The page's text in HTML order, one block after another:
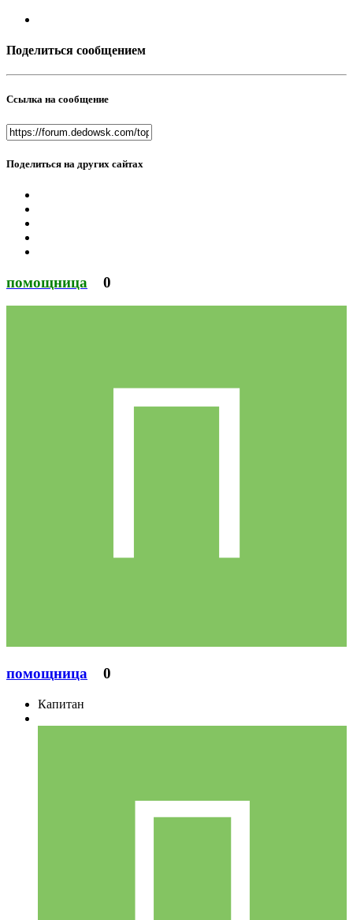
Поделиться сообщением
Ссылка на сообщение
Поделиться на других сайтах
помощница 0
помощница 0
Капитан